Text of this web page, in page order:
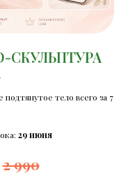
подтянутое тело всего за 7
29 июня
2 990